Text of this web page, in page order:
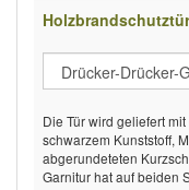
Die Tür wird geliefert
schwarzem Kunststoff,
abgerundeteten
Garnitur hat auf beiden